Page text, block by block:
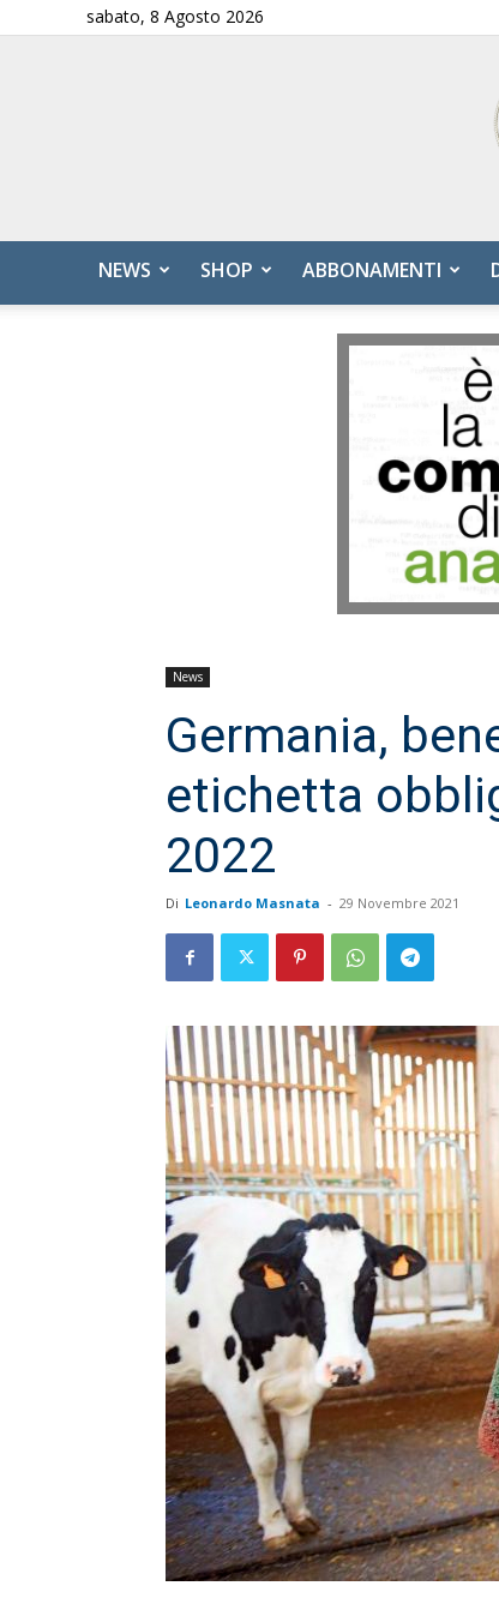
sabato, 8 Agosto 2026
NEWS SHOP ABBONAMENTI
News
Germania,
etichetta
2022
Di Leonardo Masnata - 29 Novembre 2021